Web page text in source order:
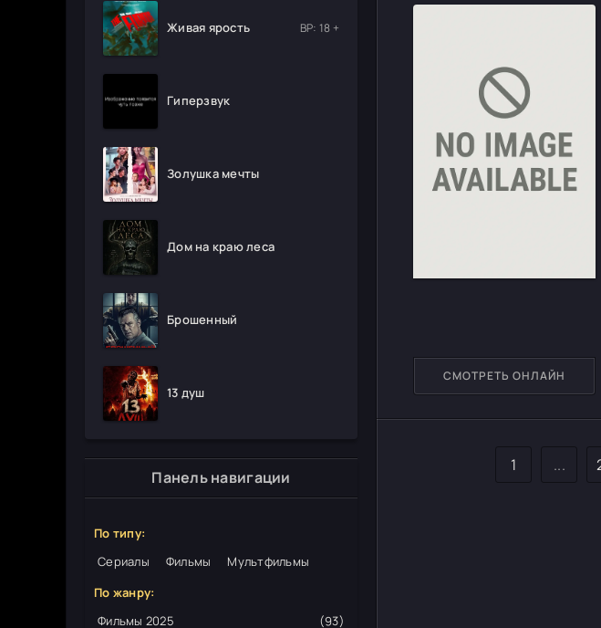
Живая ярость ВР: 18 +
Гиперзвук
Золушка мечты
Дом на краю леса
Брошенный
13 душ
Панель навигации
По типу:
Сериалы
Фильмы
Мультфильмы
По жанру:
Фильмы 2025
(93)
СМОТРЕТЬ ОНЛАЙН
1 ...